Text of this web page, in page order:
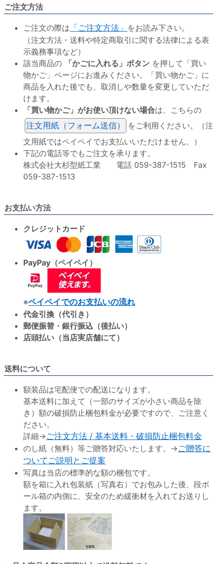
ご注文方法
ご注文の際は 「ご注文方法」 をお読み下さい。
（注文方法・送料や特定商取引に関する法律による表
示義務事項など）
該当商品の
「かごに入れる」ボタン を押して「買い
物かご」ページにお進みください。「買い物かご」に
商品を入れた後でも、取消しや数量を変更していただ
けます。
「買い物かご」がお使い頂けない場合は、こちらの
注文用紙（フォーム送信）
をご利用ください。（注
文用紙ではペイペイでお支払いいただけません。）
下記の電話等でもご注文を承ります。
株式会社大杉型紙工業 電話 059-387-1515 Fax
059-387-1513
お支払い方法
クレジットカード
PayPay（ペイペイ）
※ペイペイでのお支払いの流れ
代金引換（代引き）
郵便振替・銀行振込（後払い）
店頭払い（当店実店舗にて）
送料について
額装品は宅配便での配送になります。
基本送料に加えて（一部のサイズが小さい商品を除
き）額の破損防止梱包料金が必要ですので、ご注意く
ださい。
詳細→ご注文方法 / 基本送料・破損防止梱包料金
のし紙（無料）等ご贈答対応いたします。→ご贈答に
ついてご説明とご提案
写真は当店の標準的な額の梱包です。
額を箱に入れ包装紙（写真右）でお包みした後、段ボ
ール箱の内側に、安全のため緩衝材を入れてお送りし
ます。